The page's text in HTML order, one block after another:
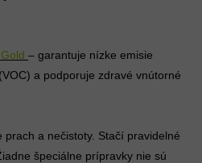
– garantuje nízke emisie
a podporuje zdravé vnútorné
a nečistoty. Stačí pravidelné
špeciálne prípravky nie sú